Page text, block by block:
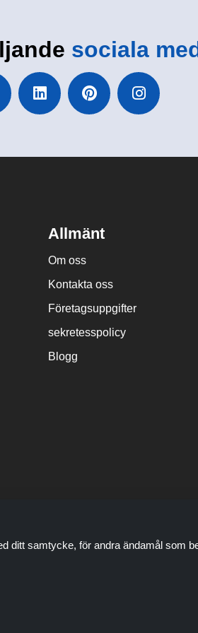
sociala
Allmänt
Om oss
Kontakta oss
Företagsuppgifter
sekretesspolicy
Blogg
ditt samtycke, för andra ändamål som